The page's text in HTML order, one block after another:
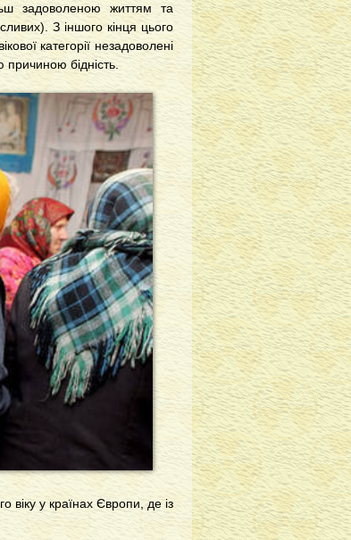
задоволеною життям та
З іншого кінця цього
категорії незадоволені
бідність.
віку у країнах Європи, де із